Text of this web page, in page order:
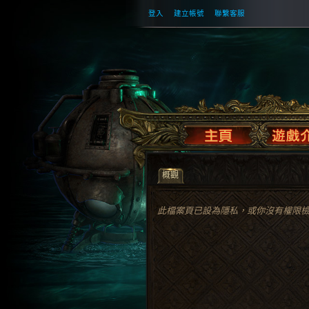
登入 建立帳號 聯繫客服
概觀
此檔案頁已設為隱私，或你沒有權限